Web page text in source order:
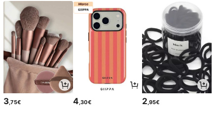
3,75€ 4,30€ 2,95€